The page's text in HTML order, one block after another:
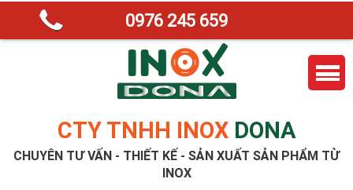
CTY TNHH INOX DONA
CHUYÊN TƯ VẤN - THIẾT KẾ - SẢN XUẤT SẢN PHẨM TỪ
INOX
0976 245 659